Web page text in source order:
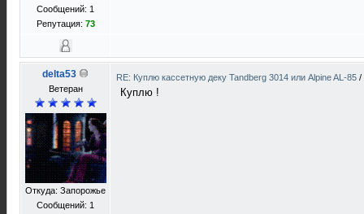
Сообщений: 1
Репутация: 73
delta53
Ветеран
Откуда: Запорожье
Сообщений: 1
RE: Куплю кассетную деку Tandberg 3014 или Alpine AL-85 /
Куплю !